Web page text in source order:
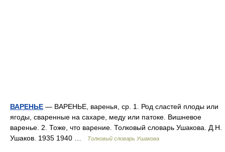
ВАРЕНЬЕ — ВАРЕНЬЕ, варенья, ср. 1. Род сластей плоды или
ягоды, сваренные на сахаре, меду или патоке. Вишневое
варенье. 2. Тоже, что варение. Толковый словарь Ушакова. Д.Н.
Ушаков. 1935 1940 …
Толковый словарь Ушакова